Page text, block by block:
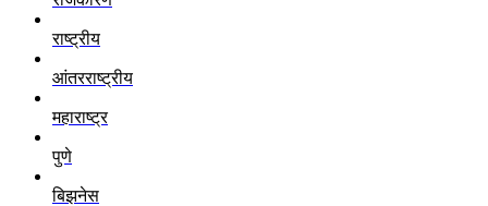
राष्ट्रीय
आंतरराष्ट्रीय
महाराष्ट्र
पुणे
बिझनेस